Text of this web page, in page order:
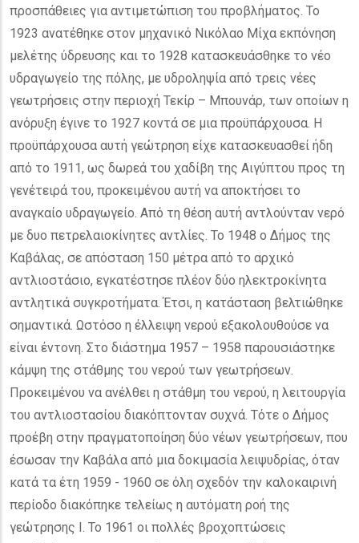
προσπάθειες για αντιμετώπιση του προβλήματος. Το
1923 ανατέθηκε στον μηχανικό Νικόλαο Μίχα εκπόνηση
μελέτης ύδρευσης και το 1928 κατασκευάσθηκε το νέο
υδραγωγείο της πόλης, με υδροληψία από τρεις νέες
γεωτρήσεις στην περιοχή Τεκίρ – Μπουνάρ, των οποίων η
ανόρυξη έγινε το 1927 κοντά σε μια προϋπάρχουσα. Η
προϋπάρχουσα αυτή γεώτρηση είχε κατασκευασθεί ήδη
από το 1911, ως δωρεά του χαδίβη της Αιγύπτου προς τη
γενέτειρά του, προκειμένου αυτή να αποκτήσει το
αναγκαίο υδραγωγείο. Από τη θέση αυτή αντλούνταν νερό
με δυο πετρελαιοκίνητες αντλίες. Το 1948 ο Δήμος της
Καβάλας, σε απόσταση 150 μέτρα από το αρχικό
αντλιοστάσιο, εγκατέστησε πλέον δύο ηλεκτροκίνητα
αντλητικά συγκροτήματα. Έτσι, η κατάσταση βελτιώθηκε
σημαντικά. Ωστόσο η έλλειψη νερού εξακολουθούσε να
είναι έντονη. Στο διάστημα 1957 – 1958 παρουσιάστηκε
κάμψη της στάθμης του νερού των γεωτρήσεων.
Προκειμένου να ανέλθει η στάθμη του νερού, η λειτουργία
του αντλιοστασίου διακόπτονταν συχνά. Τότε ο Δήμος
προέβη στην πραγματοποίηση δύο νέων γεωτρήσεων, που
έσωσαν την Καβάλα από μια δοκιμασία λειψυδρίας, όταν
κατά τα έτη 1959 - 1960 σε όλη σχεδόν την καλοκαιρινή
περίοδο διακόπηκε τελείως η αυτόματη ροή της
γεώτρησης Ι. Το 1961 οι πολλές βροχοπτώσεις